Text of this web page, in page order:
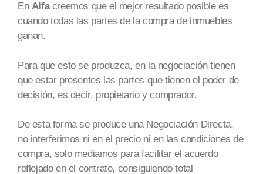
En Alfacreemos que el mejor resultado posible es
cuando todas las partes de la compra de inmuebles
ganan.
Para que esto se produzca, en la negociación tienen
que estar presentes las partes que tienen el poder de
decisión, es decir, propietario y comprador.
De esta forma se produce una Negociación Directa,
no interferimos ni en el precio ni en las condiciones de
compra, solo mediamos para facilitar el acuerdo
reflejado enel contrato, consiguiendo total